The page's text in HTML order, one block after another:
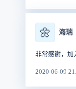
🌼 海瑞
非常感谢，加
2020-06-09